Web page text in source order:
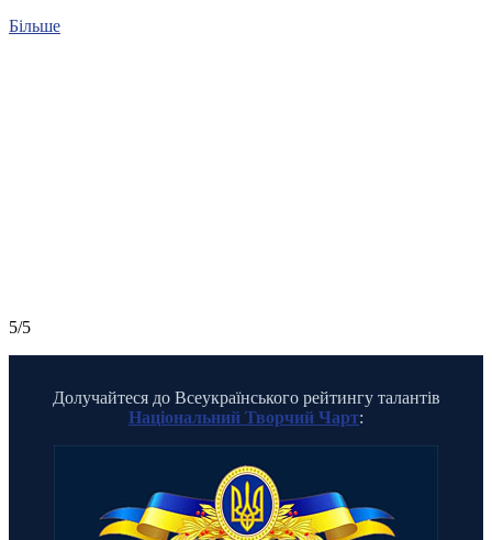
Більше
5/5
Долучайтеся до Всеукраїнського рейтингу талантів
Національний Творчий Чарт: